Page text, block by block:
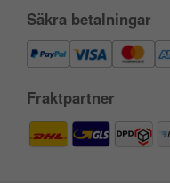
Säkra betalningar
Fraktpartner